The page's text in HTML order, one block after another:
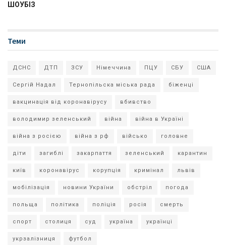
ШОУБІЗ
Теми
ДСНС ДТП ЗСУ Німеччина ПЦУ СБУ США
Сергій Надал Тернопільска міська рада біженці
вакцинація від коронавірусу вбивство
володимир зеленський війна війна в Україні
війна з росією війна з рф військо головне
діти загиблі закарпаття зеленський карантин
київ коронавірус корупція кримінал львів
мобілізація новини України обстріл погода
польща політика поліція росія смерть
спорт столиця суд україна українці
укрзалізниця футбол